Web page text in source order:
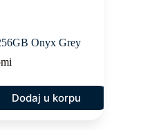
Onyx Grey
Dodaj u korpu